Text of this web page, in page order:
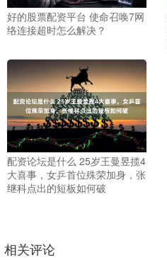
好的股票配资平台 使命召唤7网
络连接超时怎么解决？
配资论坛是什么 25岁王曼昱揽4
大喜事，女乒首位殊荣加身，张
继科点出的短板如何破
相关评论